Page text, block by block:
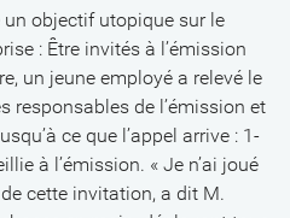
objectif utopique sur le
: Être invités à l’émission
un jeune employé a relevé le
responsables de l’émission et
ce que l’appel arrive : 1-
à l’émission. « Je n’ai joué
cette invitation, a dit M.